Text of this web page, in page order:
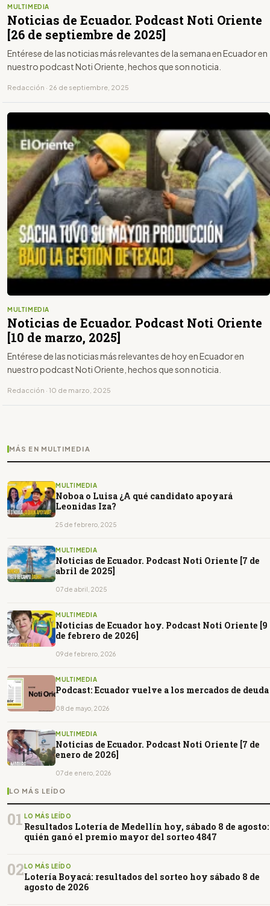
MULTIMEDIA
Noticias de Ecuador. Podcast Noti Oriente
[26 de septiembre de 2025]
Entérese de las noticias más relevantes de la semana en Ecuador en
nuestro podcast Noti Oriente, hechos que son noticia.
Redacción · 26 de septiembre, 2025
MULTIMEDIA
Noticias de Ecuador. Podcast Noti Oriente
[10 de marzo, 2025]
Entérese de las noticias más relevantes de hoy en Ecuador en
nuestro podcast Noti Oriente, hechos que son noticia.
Redacción · 10 de marzo, 2025
MÁS EN MULTIMEDIA
MULTIMEDIA
Noboa o Luisa ¿A qué candidato apoyará
Leonidas Iza?
25 de febrero, 2025
MULTIMEDIA
Noticias de Ecuador. Podcast Noti Oriente [7 de
abril de 2025]
07 de abril, 2025
MULTIMEDIA
Noticias de Ecuador hoy. Podcast Noti Oriente [9
de febrero de 2026]
09 de febrero, 2026
MULTIMEDIA
Podcast: Ecuador vuelve a los mercados de deuda
08 de mayo, 2026
MULTIMEDIA
Noticias de Ecuador. Podcast Noti Oriente [7 de
enero de 2026]
07 de enero, 2026
LO MÁS LEÍDO
01 LO MÁS LEÍDO
Resultados Lotería de Medellín hoy, sábado 8 de agosto:
quién ganó el premio mayor del sorteo 4847
02LO MÁS LEÍDO
Lotería Boyacá: resultados del sorteo hoy sábado 8 de
agosto de 2026